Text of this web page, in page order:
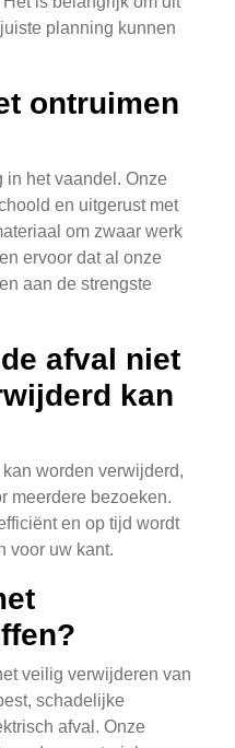
planning kunnen
ontruimen
in het vaandel. Onze
en uitgerust met
om zwaar werk
ervoor dat al onze
aan de strengste
afval niet
kan
worden verwijderd,
meerdere bezoeken.
en op tijd wordt
voor uw kant.
veilig verwijderen van
schadelijke
afval. Onze